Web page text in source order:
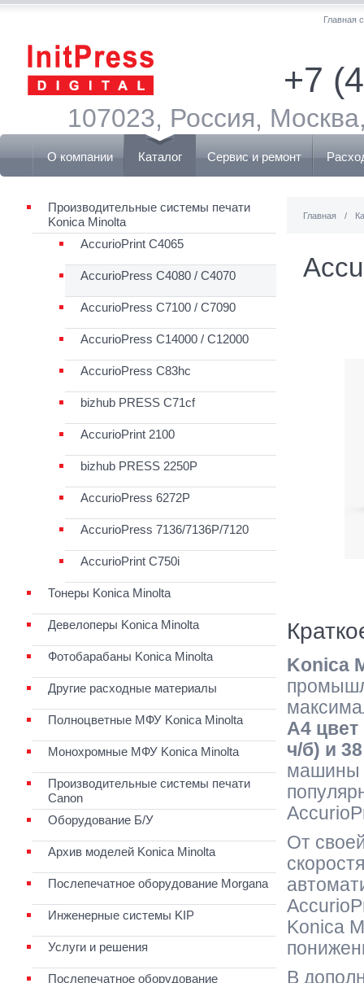
Главная
+7
107023, Россия,
О компании Каталог Сервис и ремонт
Главная /
Konica
А4 цвет
ч/б) и
машины
От
Konica
В
Производительные системы печати
Konica Minolta
AccurioPrint C4065
AccurioPress C4080 / C4070
AccurioPress C7100 / C7090
AccurioPress C14000 / C12000
АccurioPress C83hc
bizhub PRESS C71cf
AccurioPrint 2100
bizhub PRESS 2250P
AccurioPress 6272P
AccurioPress 7136/7136P/7120
AccurioPrint C750i
Тонеры Konica Minolta
Девелоперы Konica Minolta
Фотобарабаны Konica Minolta
Другие расходные материалы
Полноцветные МФУ Konica Minolta
Монохромные МФУ Konica Minolta
Производительные системы печати
Canon
Оборудование Б/У
Архив моделей Konica Minolta
Послепечатное оборудование Morgana
Инженерные системы KIP
Услуги и решения
Послепечатное оборудование